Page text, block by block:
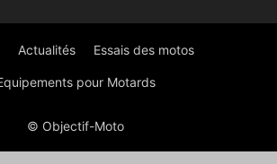
Actualités Essais des motos
pour Motards
© Objectif-Moto